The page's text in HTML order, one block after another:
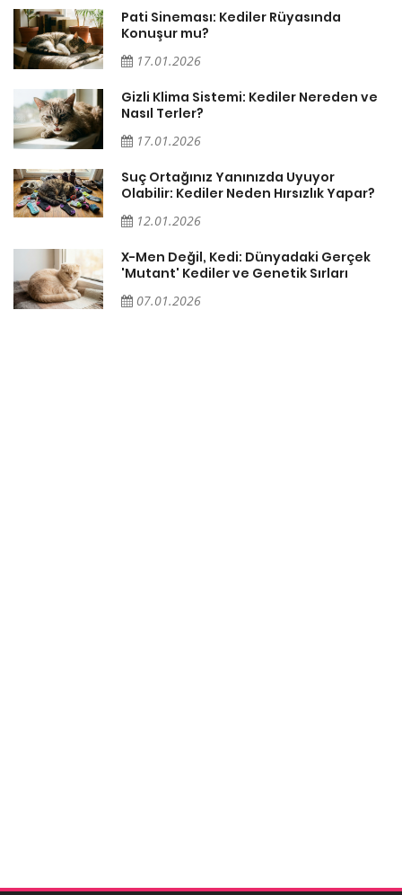
Pati Sineması: Kediler Rüyasında
Konuşur mu?
17.01.2026
Gizli Klima Sistemi: Kediler Nereden ve
Nasıl Terler?
17.01.2026
Suç Ortağınız Yanınızda Uyuyor
Olabilir: Kediler Neden Hırsızlık Yapar?
12.01.2026
X-Men Değil, Kedi: Dünyadaki Gerçek
'Mutant' Kediler ve Genetik Sırları
07.01.2026